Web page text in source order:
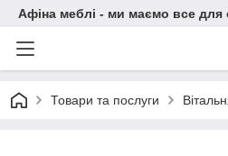
Афіна меблі - ми маємо все для
Товари та послуги